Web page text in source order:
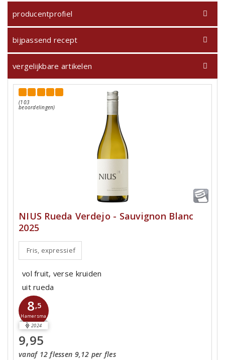
producentprofiel
bijpassend recept
vergelijkbare artikelen
(103
beoordelingen)
NIUS Rueda Verdejo - Sauvignon Blanc
2025
Fris, expressief
vol fruit, verse kruiden
uit rueda
8,5
Hamersma
2024
9,95
vanaf 12 flessen 9,12 per fles